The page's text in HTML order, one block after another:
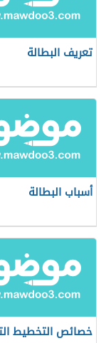
تعريف البطالة
أسباب البطالة
خصائص التخطيط